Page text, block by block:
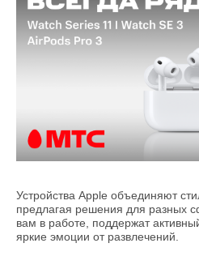
Устройства Apple объединяют
предлагая решения для разных
вам в работе, поддержат
яркие эмоции от развлечений.